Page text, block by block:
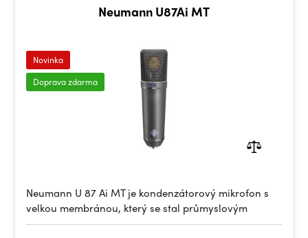
Neumann U87Ai MT
Novinka
Doprava zdarma
Neumann U 87 Ai MT je kondenzátorový mikrofon s
velkou membránou, který se stal průmyslovým